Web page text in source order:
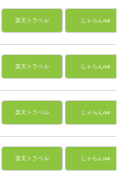
楽天トラベル じゃらんnet
楽天トラベル じゃらんnet
楽天トラベル じゃらんnet
楽天トラベル じゃらんnet